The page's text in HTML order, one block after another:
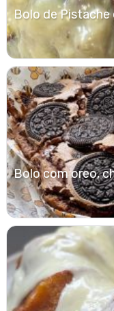
Bolo de
Bolo com oreo,